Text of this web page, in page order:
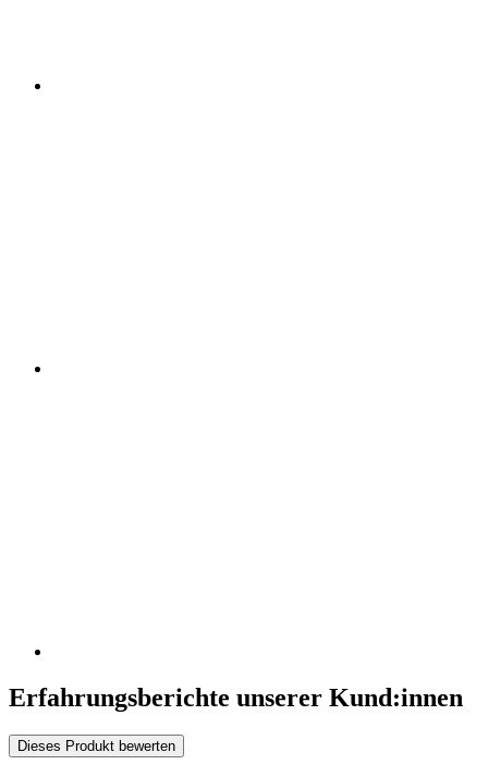
Erfahrungsberichte unserer Kund:innen
Dieses Produkt bewerten